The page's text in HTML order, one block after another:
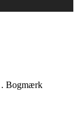
. Bogmærk